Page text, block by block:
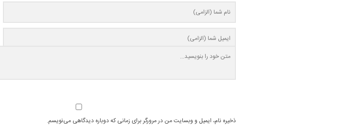
ذخیره نام، ایمیل و وبسایت من در مرورگر برای زمانی که دوباره دیدگاهی می‌نویسم.